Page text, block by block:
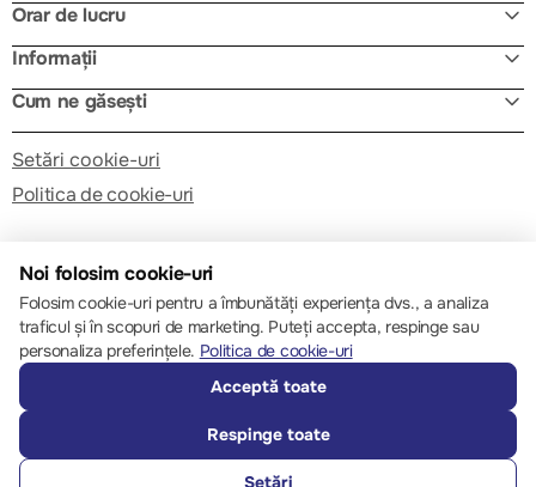
Orar de lucru
Informații
Cum ne găsești
Setări cookie-uri
Politica de cookie-uri
© 2013 – 2026 ECOM
Noi folosim cookie-uri
Folosim cookie-uri pentru a îmbunătăți experiența dvs., a analiza
traficul și în scopuri de marketing. Puteți accepta, respinge sau
personaliza preferințele. Politica de cookie-uri
Acceptă toate
Respinge toate
Setări